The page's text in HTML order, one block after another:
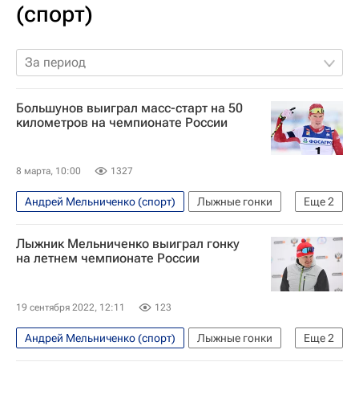
(спорт)
За период
Большунов выиграл масс-старт на 50
километров на чемпионате России
8 марта, 10:00 1327
Еще2
Андрей Мельниченко (спорт)
Лыжные гонки
Александр Большунов
Евгения Крупицкая
Лыжник Мельниченко выиграл гонку
на летнем чемпионате России
19 сентября 2022, 12:11 123
Еще2
Андрей Мельниченко (спорт)
Лыжные гонки
Александр Большунов
Андрей Ларьков